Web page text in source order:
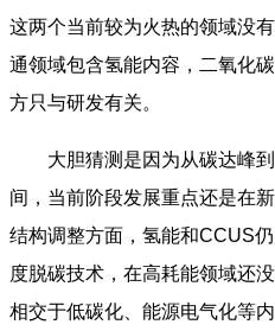
这两个当前较为火热的领域没
通领域包含氢能内容，二氧化
方只与研发有关。
大胆猜测是因为从碳达峰
间，当前阶段发展重点还是在
结构调整方面，氢能和CCUS
度脱碳技术，在高耗能领域还
相交于低碳化、能源电气化等